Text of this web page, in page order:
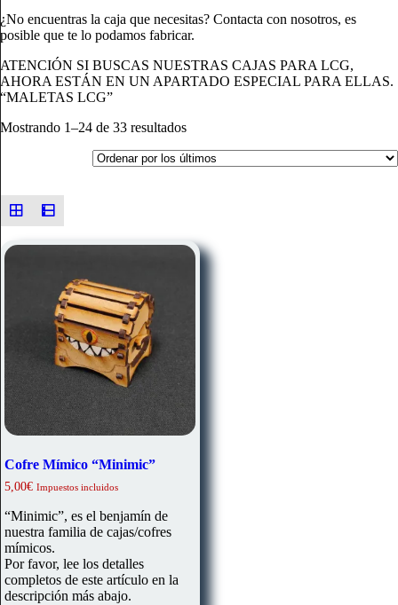
¿No encuentras la caja que necesitas? Contacta con nosotros, es
posible que te lo podamos fabricar.
ATENCIÓN SI BUSCAS NUESTRAS CAJAS PARA LCG,
AHORA ESTÁN EN UN APARTADO ESPECIAL PARA ELLAS.
“MALETAS LCG”
Mostrando 1–24 de 33 resultadosOrdenado
los
Cofre Mímico “Minimic”
5,00€ Impuestos incluidos
“Minimic”, es el benjamín de
nuestra familia de cajas/cofres
mímicos.
Por favor, lee los detalles
completos de este artículo en la
descripción más abajo.